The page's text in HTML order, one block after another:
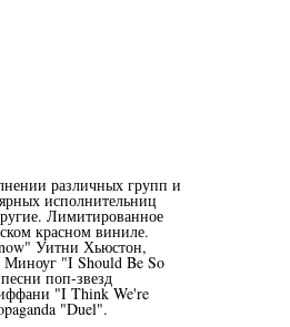
различных групп и
исполнительниц
Лимитированное
красном виниле.
Уитни Хьюстон,
Миноуг "I Should Be So
поп-звезд
"I Think We're
"Duel".